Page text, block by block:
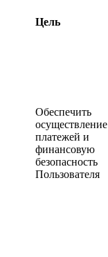
Цель
Обеспечить
осуществление
платежей и
финансовую
безопасность
Пользователя